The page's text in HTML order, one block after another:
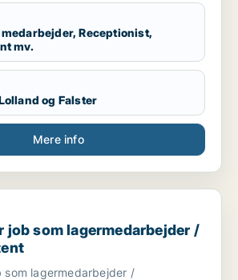
Receptionist,
mv.
og Falster
Mere info
som lagermedarbejder / kontorassistent
job som lagermedarbejder /
som lagermedarbejder /